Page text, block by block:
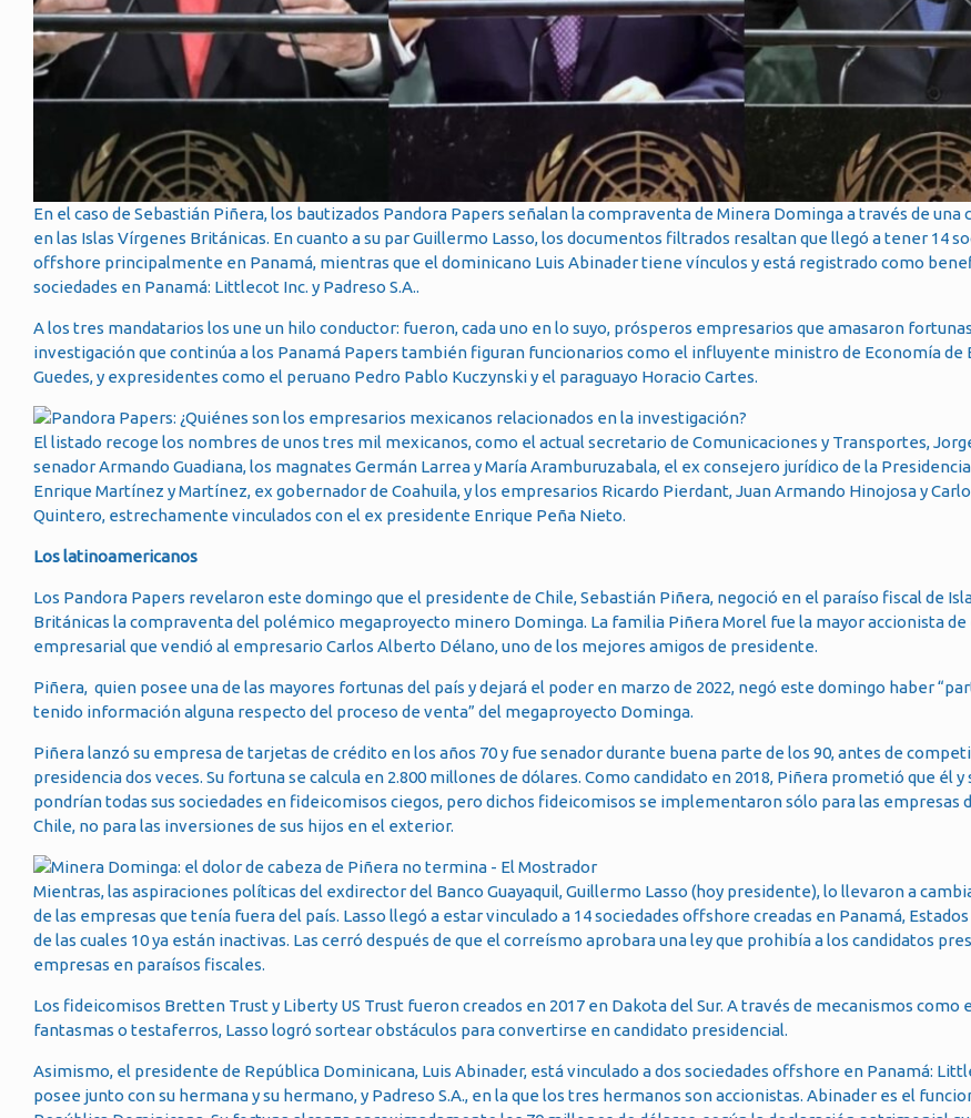
En el caso de Sebastián Piñera, los bautizados Pandora Papers señalan la compraventa de Minera Dominga a través de
en las Islas Vírgenes Británicas. En cuanto a su par Guillermo Lasso, los documentos filtrados resaltan que llegó a tener 14
offshore principalmente en Panamá, mientras que el dominicano Luis Abinader tiene vínculos y está registrado como
sociedades en Panamá: Littlecot Inc. y Padreso S.A..
A los tres mandatarios los une un hilo conductor: fueron, cada uno en lo suyo, prósperos empresarios que amasaron
investigación que continúa a los Panamá Papers también figuran funcionarios como el influyente ministro de Economía de
Guedes, y expresidentes como el peruano Pedro Pablo Kuczynski y el paraguayo Horacio Cartes.
El listado recoge los nombres de unos tres mil mexicanos, como el actual secretario de Comunicaciones y Transportes,
senador Armando Guadiana, los magnates Germán Larrea y María Aramburuzabala, el ex consejero jurídico de la
Enrique Martínez y Martínez, ex gobernador de Coahuila, y los empresarios Ricardo Pierdant, Juan Armando Hinojosa y
Quintero, estrechamente vinculados con el ex presidente Enrique Peña Nieto.
Los latinoamericanos
Los Pandora Papers revelaron este domingo que el presidente de Chile, Sebastián Piñera, negoció en el paraíso fiscal de
Británicas la compraventa del polémico megaproyecto minero Dominga. La familia Piñera Morel fue la mayor accionista
empresarial que vendió al empresario Carlos Alberto Délano, uno de los mejores amigos de presidente.
Piñera, quien posee una de las mayores fortunas del país y dejará el poder en marzo de 2022, negó este domingo haber
tenido información alguna respecto del proceso de venta” del megaproyecto Dominga.
Piñera lanzó su empresa de tarjetas de crédito en los años 70 y fue senador durante buena parte de los 90, antes de
presidencia dos veces. Su fortuna se calcula en 2.800 millones de dólares. Como candidato en 2018, Piñera prometió que él y
pondrían todas sus sociedades en fideicomisos ciegos, pero dichos fideicomisos se implementaron sólo para las empresas
Chile, no para las inversiones de sus hijos en el exterior.
Mientras, las aspiraciones políticas del exdirector del Banco Guayaquil, Guillermo Lasso (hoy presidente), lo llevaron a
de las empresas que tenía fuera del país. Lasso llegó a estar vinculado a 14 sociedades offshore creadas en Panamá, Estados
de las cuales 10 ya están inactivas. Las cerró después de que el correísmo aprobara una ley que prohibía a los candidatos
empresas en paraísos fiscales.
Los fideicomisos Bretten Trust y Liberty US Trust fueron creados en 2017 en Dakota del Sur. A través de mecanismos como
fantasmas o testaferros, Lasso logró sortear obstáculos para convertirse en candidato presidencial.
Asimismo, el presidente de República Dominicana, Luis Abinader, está vinculado a dos sociedades offshore en Panamá:
posee junto con su hermana y su hermano, y Padreso S.A., en la que los tres hermanos son accionistas. Abinader es el